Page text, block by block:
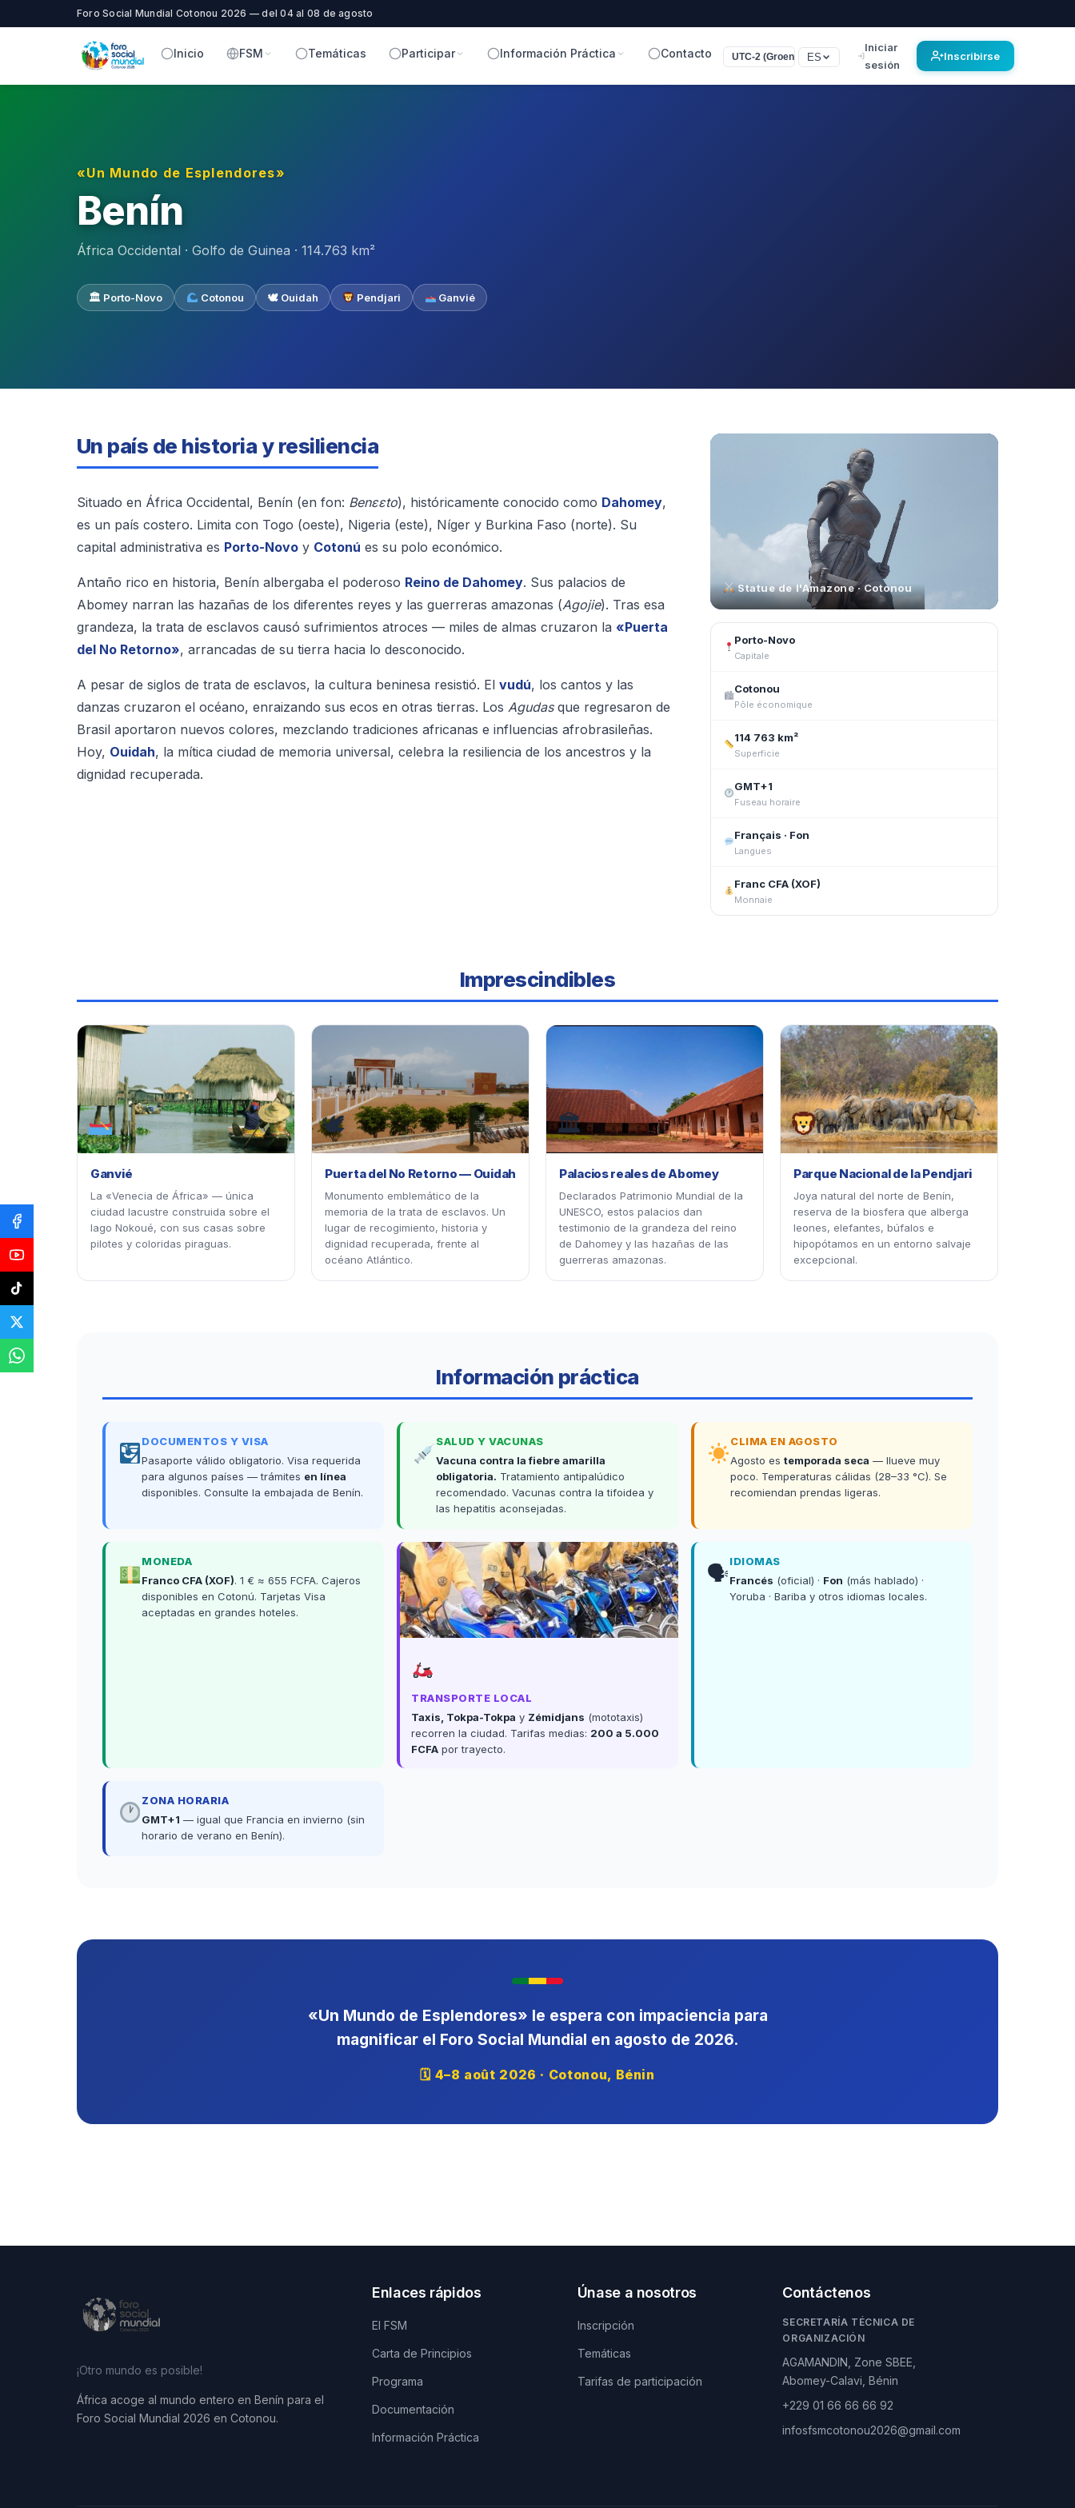
Foro Social Mundial Cotonou 2026 — del 04 al 08 de agosto
Inicio FSM Temáticas Participar Información Práctica Contacto UTC-2 (Groenland)
ES
Iniciar
sesión
Inscribirse
«Un Mundo de Esplendores»
Benín
África Occidental · Golfo de Guinea · 114.763 km²
🏛 Porto-Novo Cotonou 🕊 Ouidah Pendjari Ganvié
Un país de historia y resiliencia
Situado en África Occidental, Benín (en fon: Benɛɛto), históricamente conocido como Dahomey,
es un país costero. Limita con Togo (oeste), Nigeria (este), Níger y Burkina Faso (norte). Su
capital administrativa es Porto-Novo y Cotonú es su polo económico.
Antaño rico en historia, Benín albergaba el poderoso Reino de Dahomey. Sus palacios de
Abomey narran las hazañas de los diferentes reyes y las guerreras amazonas (Agojie). Tras esa
grandeza, la trata de esclavos causó sufrimientos atroces — miles de almas cruzaron la «Puerta
del No Retorno», arrancadas de su tierra hacia lo desconocido.
A pesar de siglos de trata de esclavos, la cultura beninesa resistió. El vudú, los cantos y las
danzas cruzaron el océano, enraizando sus ecos en otras tierras. Los Agudasque regresaron de
Brasil aportaron nuevos colores, mezclando tradiciones africanas e influencias afrobrasileñas.
Hoy, Ouidah, la mítica ciudad de memoria universal, celebra la resiliencia de los ancestros y la
dignidad recuperada.
Statue de l'Amazone · Cotonou
Porto-Novo
Capitale
🏙
Cotonou
Pôle économique
114 763 km²
Superficie
GMT+1
Fuseau horaire
Français · Fon
Langues
Franc CFA (XOF)
Monnaie
Imprescindibles
Ganvié
La «Venecia de África» — única
ciudad lacustre construida sobre el
lago Nokoué, con sus casas sobre
pilotes y coloridas piraguas.
🕊
Puerta del No Retorno — Ouidah
Monumento emblemático de la
memoria de la trata de esclavos. Un
lugar de recogimiento, historia y
dignidad recuperada, frente al
océano Atlántico.
🏛
Palacios reales de Abomey
Declarados Patrimonio Mundial de la
UNESCO, estos palacios dan
testimonio de la grandeza del reino
de Dahomey y las hazañas de las
guerreras amazonas.
Parque Nacional de la Pendjari
Joya natural del norte de Benín,
reserva de la biosfera que alberga
leones, elefantes, búfalos e
hipopótamos en un entorno salvaje
excepcional.
Información práctica
DOCUMENTOS Y VISA
Pasaporte válido obligatorio. Visa requerida
para algunos países — trámites en línea
disponibles. Consulte la embajada de Benín.
SALUD Y VACUNAS
Vacuna contra la fiebre amarilla
obligatoria. Tratamiento antipalúdico
recomendado. Vacunas contra la tifoidea y
las hepatitis aconsejadas.
CLIMA EN AGOSTO
Agosto estemporada seca — llueve muy
poco. Temperaturas cálidas (28–33 °C). Se
recomiendan prendas ligeras.
MONEDA
Franco CFA (XOF). 1 € ≈ 655 FCFA. Cajeros
disponibles en Cotonú. Tarjetas Visa
aceptadas en grandes hoteles.
TRANSPORTE LOCAL
Taxis, Tokpa-Tokpa y Zémidjans (mototaxis)
recorren la ciudad. Tarifas medias: 200 a 5.000
FCFA por trayecto.
🗣IDIOMAS
Francés (oficial) · Fon (más hablado) ·
Yoruba · Bariba y otros idiomas locales.
ZONA HORARIA
GMT+1 — igual que Francia en invierno (sin
horario de verano en Benín).
«Un Mundo de Esplendores» le espera con impaciencia para
magnificar el Foro Social Mundial en agosto de 2026.
🗓 4–8 août 2026 · Cotonou, Bénin
¡Otro mundo es posible!
África acoge al mundo entero en Benín para el
Foro Social Mundial 2026 en Cotonou.
Enlaces rápidos
El FSM
Carta de Principios
Programa
Documentación
Información Práctica
Únase a nosotros
Inscripción
Temáticas
Tarifas de participación
Contáctenos
SECRETARÍA TÉCNICA DE
ORGANIZACIÓN
AGAMANDIN, Zone SBEE,
Abomey-Calavi, Bénin
+229 01 66 66 66 92
infosfsmcotonou2026@gmail.com